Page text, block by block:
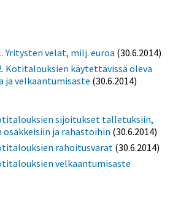
Yritysten velat, milj. euroa (30.6.2014)
Kotitalouksien käytettävissä oleva
ja velkaantumisaste (30.6.2014)
sijoitukset talletuksiin,
ja rahastoihin (30.6.2014)
rahoitusvarat (30.6.2014)
velkaantumisaste